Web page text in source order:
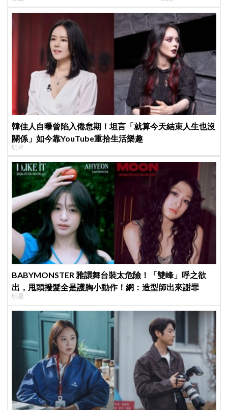
韓佳人自曝曾陷入倦怠期！坦言「就算今天結束人生也沒
關係」如今靠YouTube重拾生活樂趣
明星
BABYMONSTER 雅譞舞台裝太危險！「雙峰」呼之欲
出，甩頭撥髮全是護胸小動作！網：造型師出來謝罪
明星